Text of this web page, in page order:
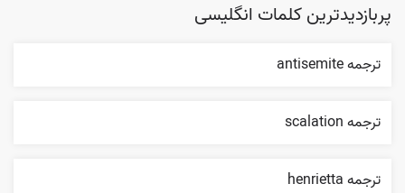
پربازدیدترین کلمات انگلیسی
ترجمه antisemite
ترجمه scalation
ترجمه henrietta